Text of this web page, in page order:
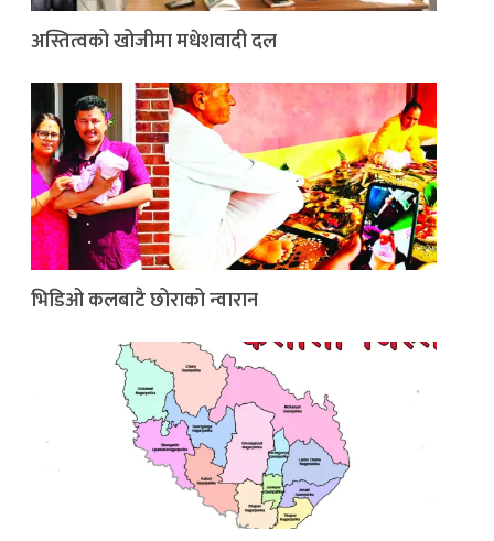
अस्तित्वको खोजीमा मधेशवादी दल
भिडिओ कलबाटै छोराको न्वारान